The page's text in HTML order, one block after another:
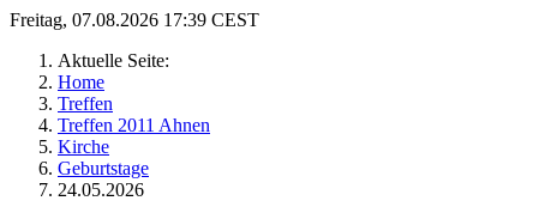
Freitag, 07.08.2026 17:39 CEST
Aktuelle Seite:
Home
Treffen
Treffen 2011 Ahnen
Kirche
Geburtstage
24.05.2026